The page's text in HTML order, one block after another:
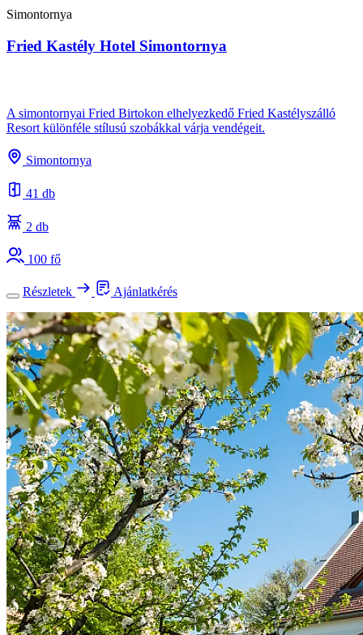
Simontornya
Fried Kastély Hotel Simontornya
A simontornyai Fried Birtokon elhelyezkedő Fried Kastélyszálló
Resort különféle stílusú szobákkal várja vendégeit.
Simontornya
41 db
2 db
100 fő
Részletek Ajánlatkérés